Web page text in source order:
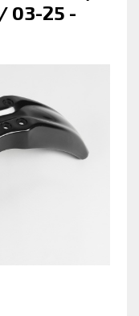
03-25 -